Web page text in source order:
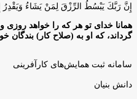
إِنَّ رَبَّكَ يَبْسُطُ الرِّزْقَ لِمَنْ يَشَاءُ وَيَقْدِرُ
همانا خدای تو هر که را خواهد
گرداند، که او به (صلاح کار) بندگان
سامانه ثبت همایش‌های کارآفرینی
دانش‌ بنیان‌